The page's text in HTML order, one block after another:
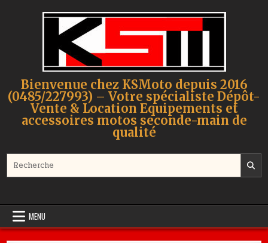
Bienvenue chez KSMoto depuis 2016
(0485/227993) – Votre spécialiste Dépôt-
Vente & Location Equipements et
accessoires motos seconde-main de
qualité
MENU